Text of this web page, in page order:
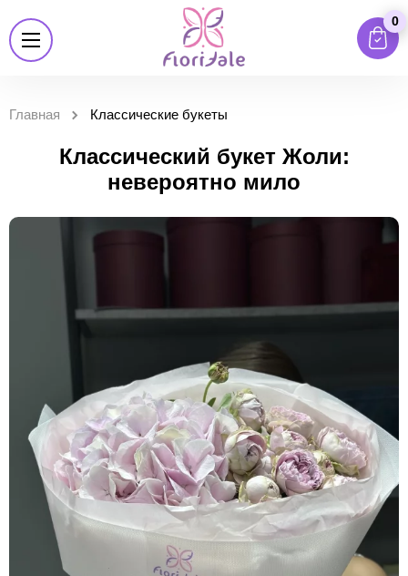
0
Главная Классические букеты
Классический букет Жоли:
невероятно мило